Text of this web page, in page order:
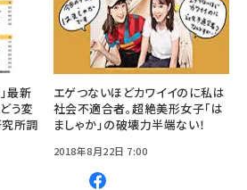
最新
う変
究所調
エゲつないほどカワイイのに私は
社会不適合者。超絶美形女子「は
ましゃか」の破壊力半端ない！
2018年8月22日 7:00